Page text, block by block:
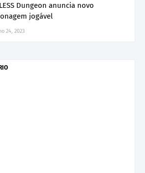
Dungeon anuncia novo
jogável
24, 2023